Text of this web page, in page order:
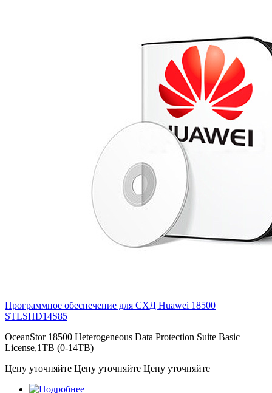
Программное обеспечение для СХД Huawei 18500
STLSHD14S85
OceanStor 18500 Heterogeneous Data Protection Suite Basic
License,1TB (0-14TB)
Цену уточняйте Цену уточняйте Цену уточняйте